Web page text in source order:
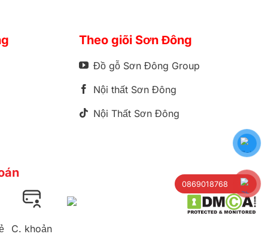
đã tạo
đem đến.
kết
Theo giõi Sơn Đông
Đồ gỗ Sơn Đông Group
Nội thất Sơn Đông
Nội Thất Sơn Đông
C. khoản
0869018768